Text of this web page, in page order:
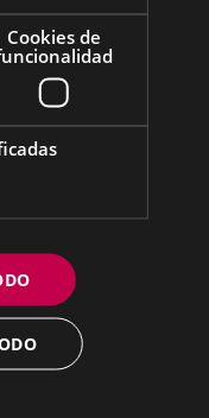
y
(PE0161)
actas
de Urbanismo
Cookies de